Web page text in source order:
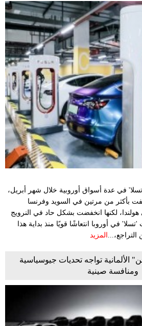
في عدة أسواق أوروبية خلال شهر أبريل،
بأكثر من مرتين في السويد وفرنسا
لكنها انخفضت بشكل حاد في النرويج
في أوروبا انتعاشًا قويًا منذ بداية هذا
المزيد
تواجه تحديات جيوسياسية
ومنافسة صينية